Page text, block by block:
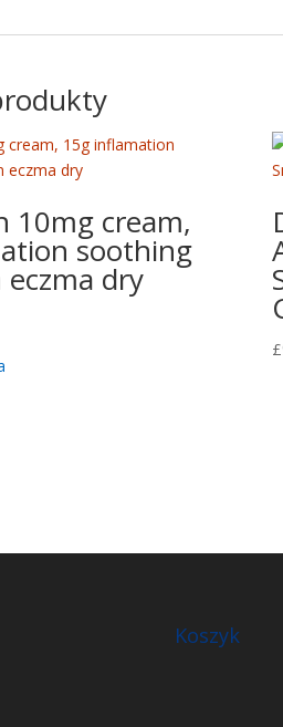
10mg cream,
soothing
dry
£
Koszyk